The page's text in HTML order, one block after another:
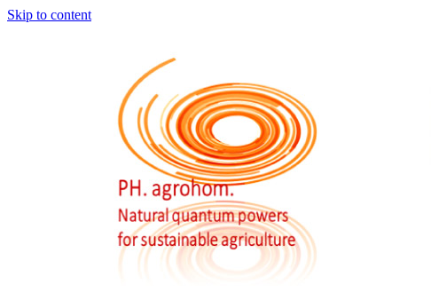
Skip to content